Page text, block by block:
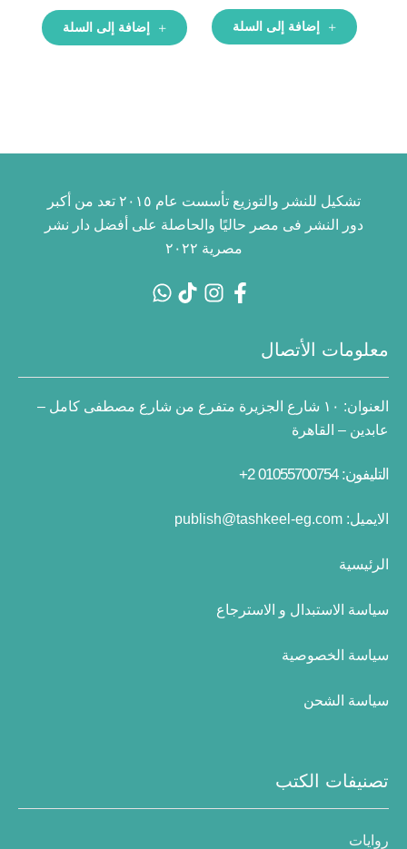
إضافة إلى السلة إضافة إلى السلة
تشكيل للنشر والتوزيع تأسست عام ٢٠١٥ تعد من أكبر
دور النشر فى مصر حاليًا والحاصلة على أفضل دار نشر
مصرية ٢٠٢٢
معلومات الأتصال
العنوان:
١٠ شارع الجزيرة متفرع من شارع مصطفى كامل –
عابدين – القاهرة
التليفون: 01055700754 2+
الايميل: publish@tashkeel-eg.com
الرئيسية
سياسة الاستبدال و الاسترجاع
سياسة الخصوصية
سياسة الشحن
تصنيفات الكتب
روايات